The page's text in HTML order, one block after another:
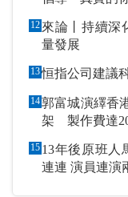
12 來論丨持續
量發展
13恒指公司建議
14郭富城演繹香
架 製作費達
15 13年後原班人
連連 演員連演